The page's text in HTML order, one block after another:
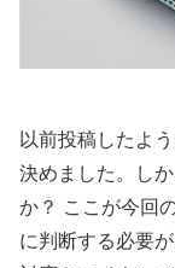
以前投稿したよ
決めました。し
か？ ここが今回
に判断する必要